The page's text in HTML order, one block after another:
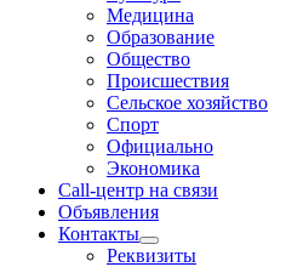
Медицина
Образование
Общество
Происшествия
Сельское хозяйство
Спорт
Официально
Экономика
Call-центр на связи
Объявления
Контакты
Реквизиты